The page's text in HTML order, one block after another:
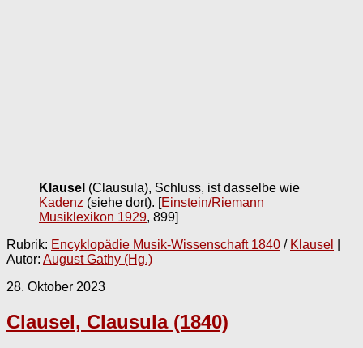
Klausel (Clausula), Schluss, ist dasselbe wie
Kadenz (siehe dort). [Einstein/Riemann
Musiklexikon 1929, 899]
Rubrik: Encyklopädie Musik-Wissenschaft 1840 / Klausel
Autor: August Gathy (Hg.)
28. Oktober 2023
Clausel, Clausula (1840)